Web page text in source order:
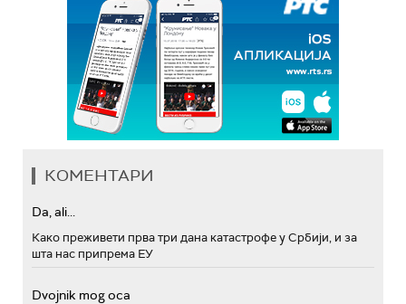
КОМЕНТАРИ
Da, ali...
Како преживети прва три дана катастрофе у Србији, и за
шта нас припрема ЕУ
Dvojnik mog oca